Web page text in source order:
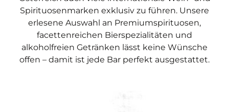
Spirituosenmarken exklusiv zu führen. Unsere
erlesene Auswahl an Premiumspirituosen,
facettenreichen Bierspezialitäten und
alkoholfreien Getränken lässt keine Wünsche
offen – damit ist jede Bar perfekt ausgestattet.